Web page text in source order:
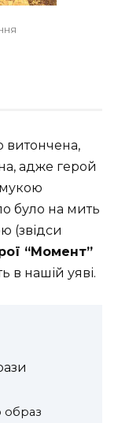
витончена,
адже герой
було на мить
(звідси
“Момент”
в нашій уяві.
образ